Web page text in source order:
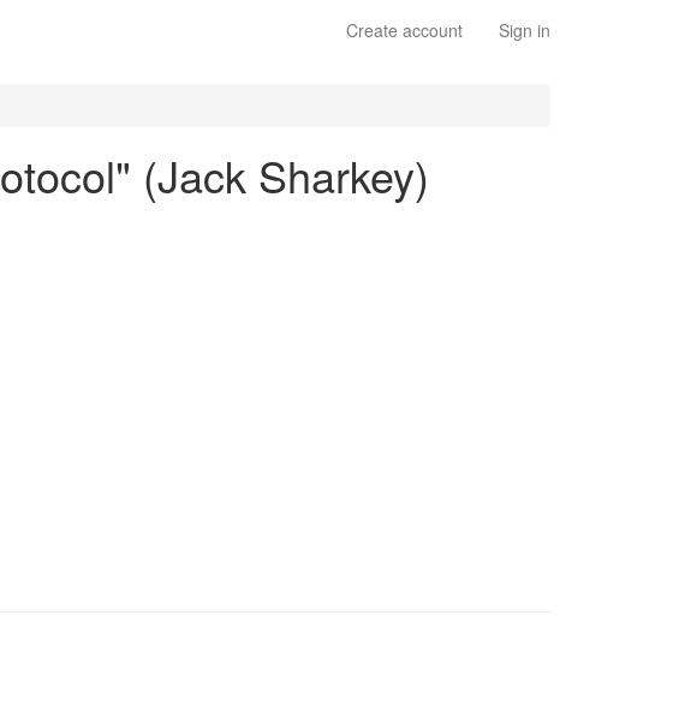
Create account Sign in
(Jack Sharkey)